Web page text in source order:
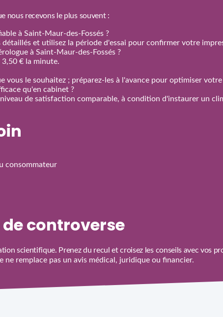
nous recevons le plus souvent :
à Saint-Maur-des-Fossés ?
détaillés et utilisez la période d'essai pour confirmer votre
à Saint-Maur-des-Fossés ?
€ la minute.
vous le souhaitez ; préparez‑les à l'avance pour optimiser
qu'en cabinet ?
de satisfaction comparable, à condition d'instaurer un
consommateur
controverse
scientifique. Prenez du recul et croisez les conseils avec vos
ne remplace pas un avis médical, juridique ou financier.